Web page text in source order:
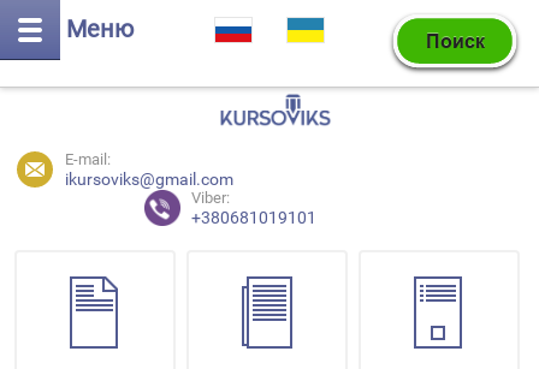
Меню
E-mail:
ikursoviks@gmail.com
Viber:
+380681019101